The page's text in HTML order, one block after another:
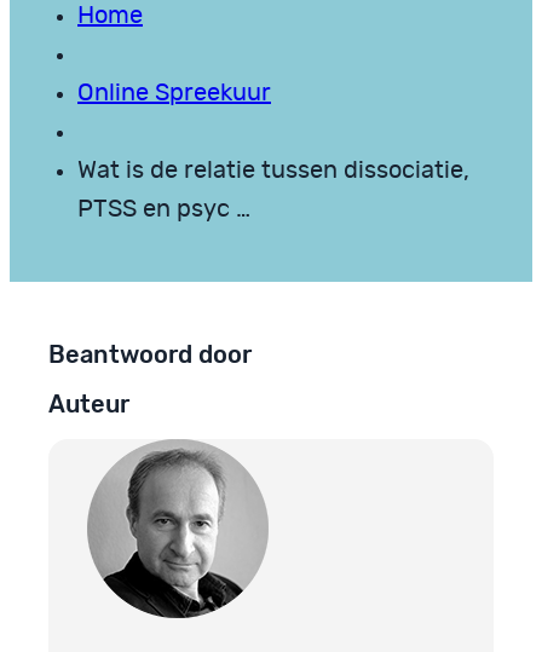
Home
Online Spreekuur
Wat is de relatie tussen dissociatie,
PTSS en psyc …
Beantwoord door
Auteur